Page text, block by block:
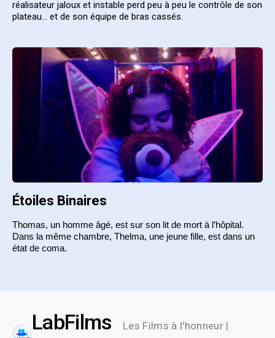
réalisateur jaloux et instable perd peu à peu le contrôle de son
plateau… et de son équipe de bras cassés.
Étoiles Binaires
Thomas, un homme âgé, est sur son lit de mort à l’hôpital.
Dans la même chambre, Thelma, une jeune fille, est dans un
état de coma.
LabFilms
Les Films à l'honneur |